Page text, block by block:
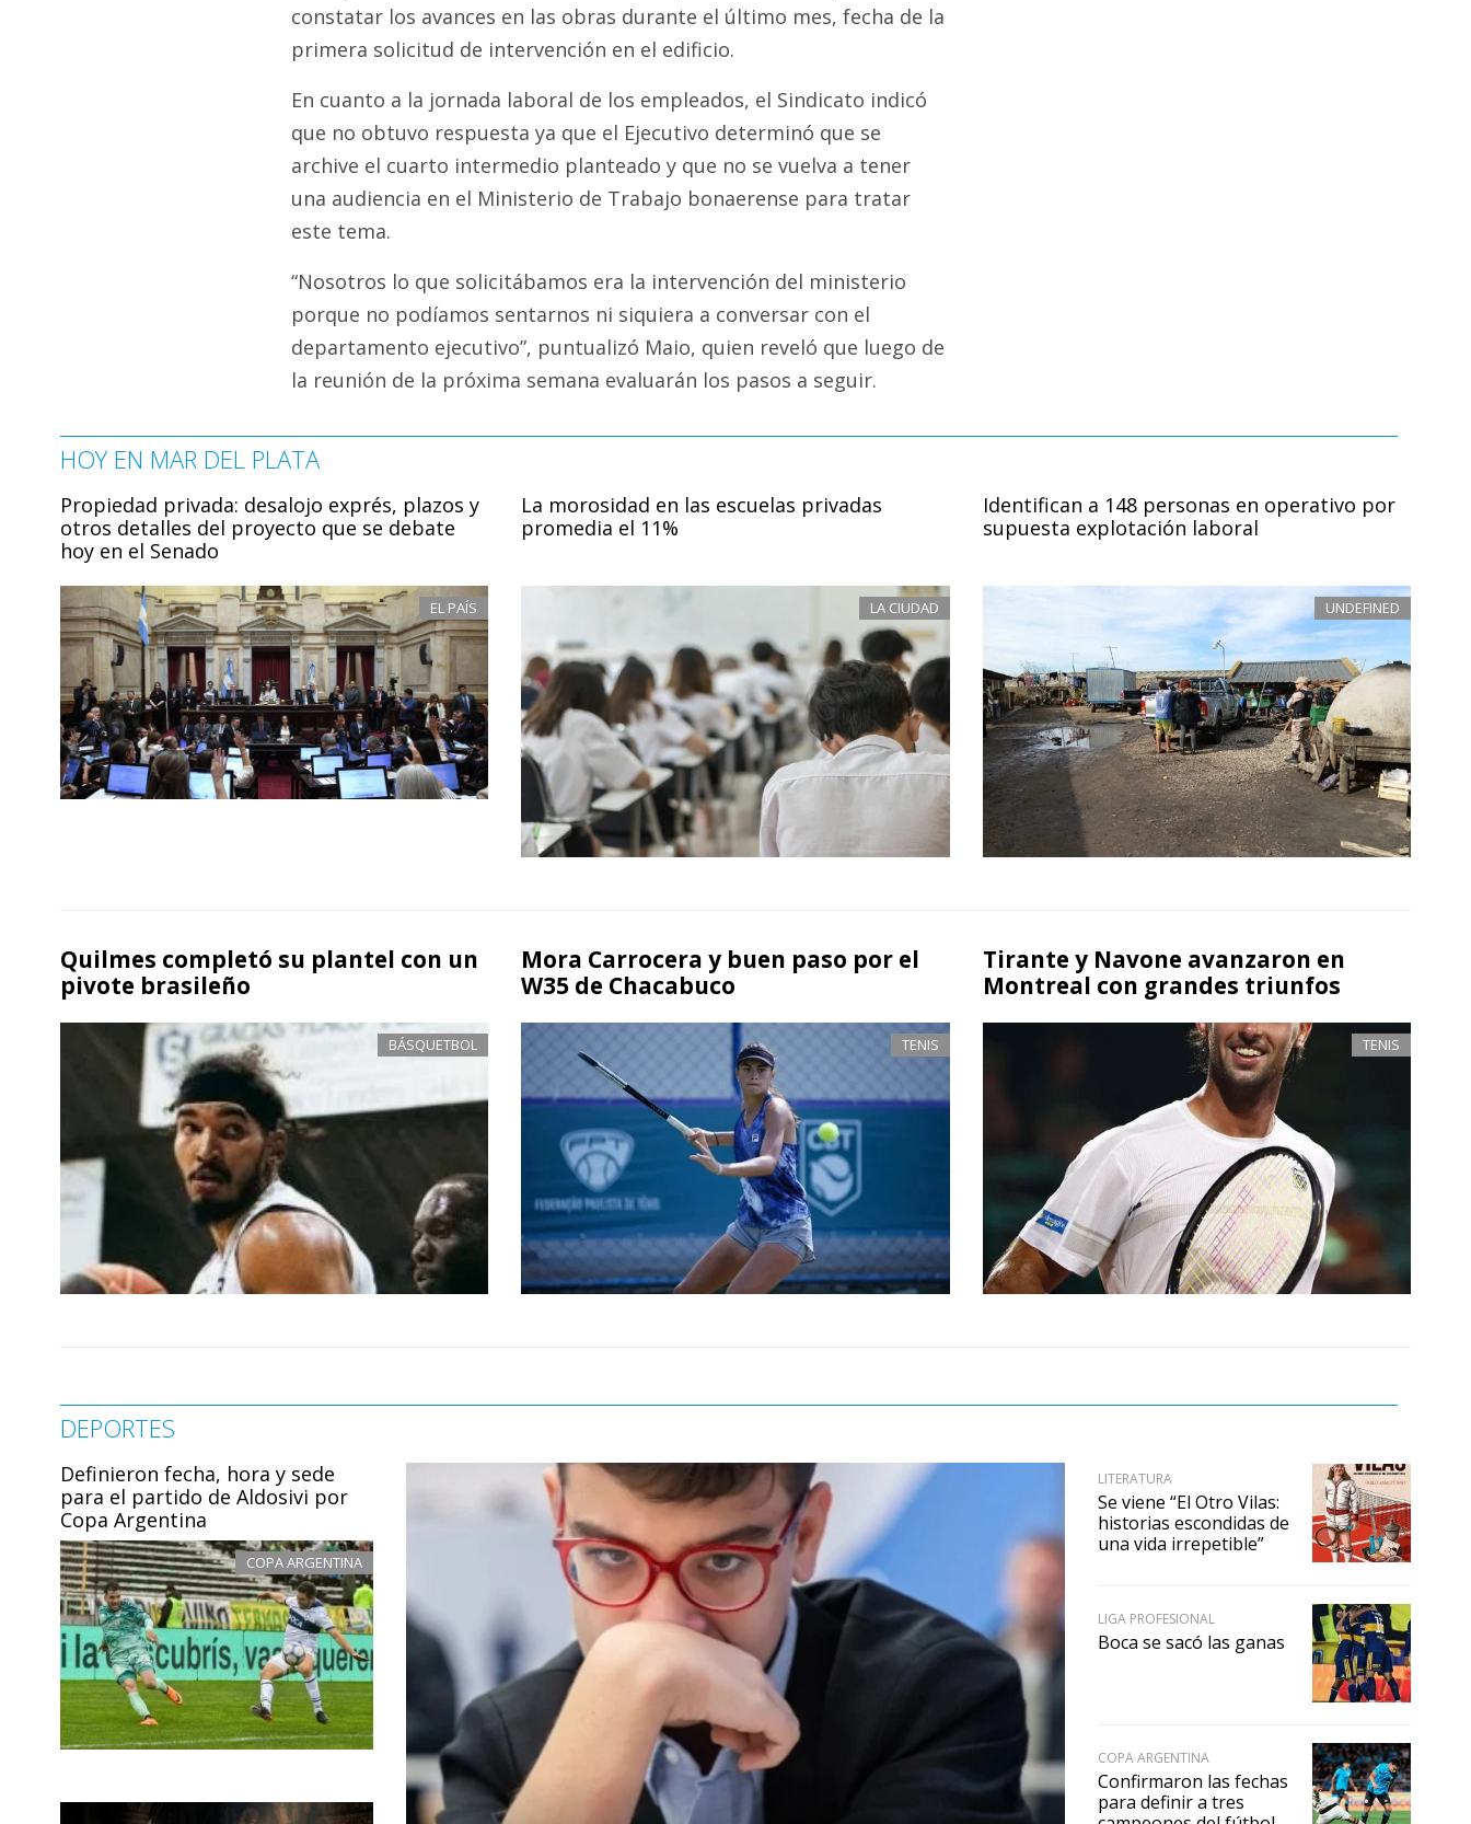
constatar los avances en las obras durante el último mes, fecha de la
primera solicitud de intervención en el edificio.
En cuanto a la jornada laboral de los empleados, el Sindicato indicó
que no obtuvo respuesta ya que el Ejecutivo determinó que se
archive el cuarto intermedio planteado y que no se vuelva a tener
una audiencia en el Ministerio de Trabajo bonaerense para tratar
este tema.
“Nosotros lo que solicitábamos era la intervención del ministerio
porque no podíamos sentarnos ni siquiera a conversar con el
departamento ejecutivo”, puntualizó Maio, quien reveló que luego de
la reunión de la próxima semana evaluarán los pasos a seguir.
HOY EN MAR DEL PLATA
Propiedad privada: desalojo exprés, plazos y
otros detalles del proyecto que se debate
hoy en el Senado
EL PAÍS
La morosidad en las escuelas privadas
promedia el 11%
LA CIUDAD
Identifican a 148 personas en operativo por
supuesta explotación laboral
UNDEFINED
Quilmes completó su plantel con un
pivote brasileño
BÁSQUETBOL
Mora Carrocera y buen paso por el
W35 de Chacabuco
TENIS
Tirante y Navone avanzaron en
Montreal con grandes triunfos
TENIS
DEPORTES
Definieron fecha, hora y sede
para el partido de Aldosivi por
Copa Argentina
COPA ARGENTINA
LITERATURA
Se viene “El Otro Vilas:
historias escondidas de
una vida irrepetible”
LIGA PROFESIONAL
Boca se sacó las ganas
COPA ARGENTINA
Confirmaron las fechas
para definir a tres